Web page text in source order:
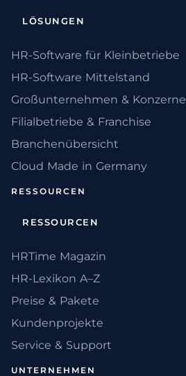
LÖSUNGEN
HR-Software für Kleinbetriebe
HR-Software Mittelstand
Großunternehmen & Konzerne
Filialbetriebe & Franchise
Branchenübersicht
Cloud Made in Germany
RESSOURCEN
RESSOURCEN
HRTime Magazin
HR-Lexikon A–Z
Preise & Pakete
Kundenprojekte
Service & Support
UNTERNEHMEN